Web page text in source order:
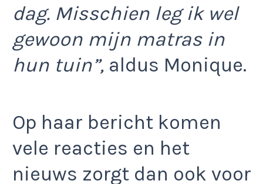
dag. Misschien leg ik wel
gewoon mijn matras in
hun tuin”, aldus Monique.
Op haar bericht komen
vele reacties en het
nieuws zorgt dan ook voor